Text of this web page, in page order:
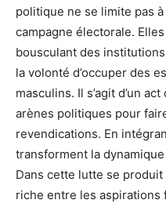
politique ne se limite pas
campagne électorale.
bousculant des
la volonté d’occuper des
masculins. Il s’agit d’un
arènes politiques pour
revendications. En
transforment la
Dans cette lutte se
riche entre les